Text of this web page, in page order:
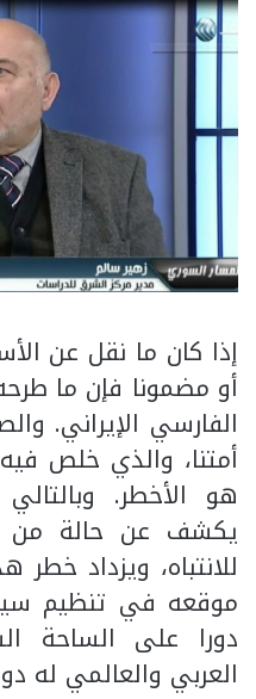
إذا كان ما نقل عن
أو مضمونا فإن ما
الفارسي الإيراني.
أمتنا، والذي خلص
هو الأخطر.
يكشف عن حالة من
للانتباه، ويزداد خطر
موقعه في تنظيم
دورا على الساحة
العربي والعالمي له